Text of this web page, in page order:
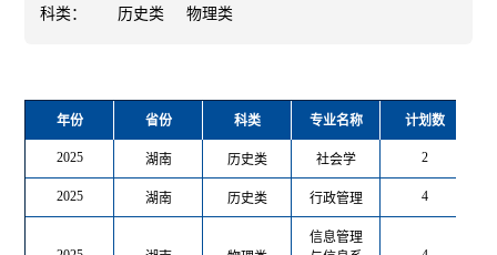
中南大学和蒙纳士大学中外合作办学项目
中南大学邓迪国际学院
科类：
历史类 物理类
年份 省份 科类 专业名称 计划数
2025 湖南 历史类 社会学 2
2025 湖南 历史类 行政管理 4
信息管理